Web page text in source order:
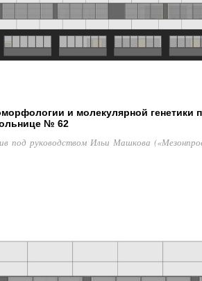
и молекулярной генетики
№ 62
под руководством Ильи Машкова